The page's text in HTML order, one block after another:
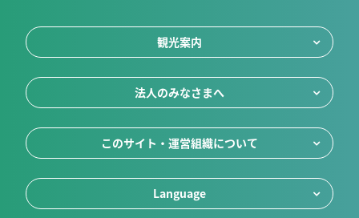
観光案内
法人のみなさまへ
このサイト・運営組織について
Language